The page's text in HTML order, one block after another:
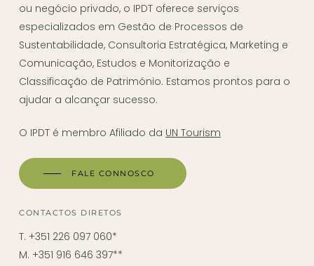
ou negócio privado, o IPDT oferece serviços
especializados em Gestão de Processos de
Sustentabilidade, Consultoria Estratégica, Marketing e
Comunicação, Estudos e Monitorização e
Classificação de Património. Estamos prontos para o
ajudar a alcançar sucesso.
O IPDT é membro Afiliado da UN Tourism
FALE CONNOSCO
CONTACTOS DIRETOS
T. +351 226 097 060*
M. +351 916 646 397**